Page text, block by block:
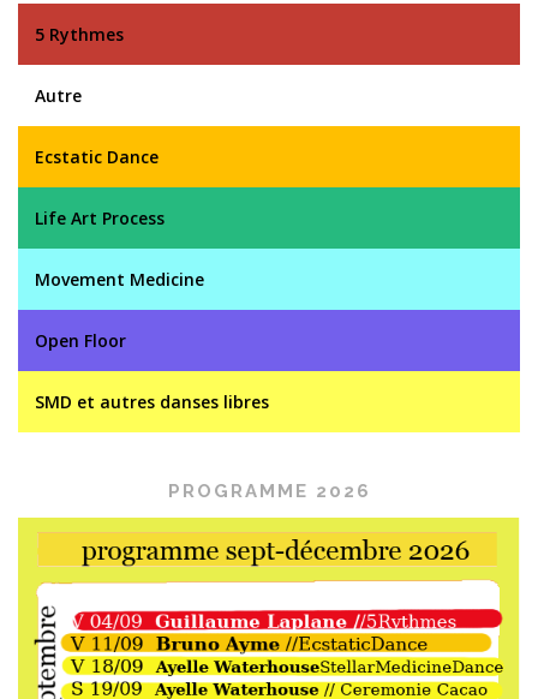
5 Rythmes
Autre
Ecstatic Dance
Life Art Process
Movement Medicine
Open Floor
SMD et autres danses libres
PROGRAMME 2026